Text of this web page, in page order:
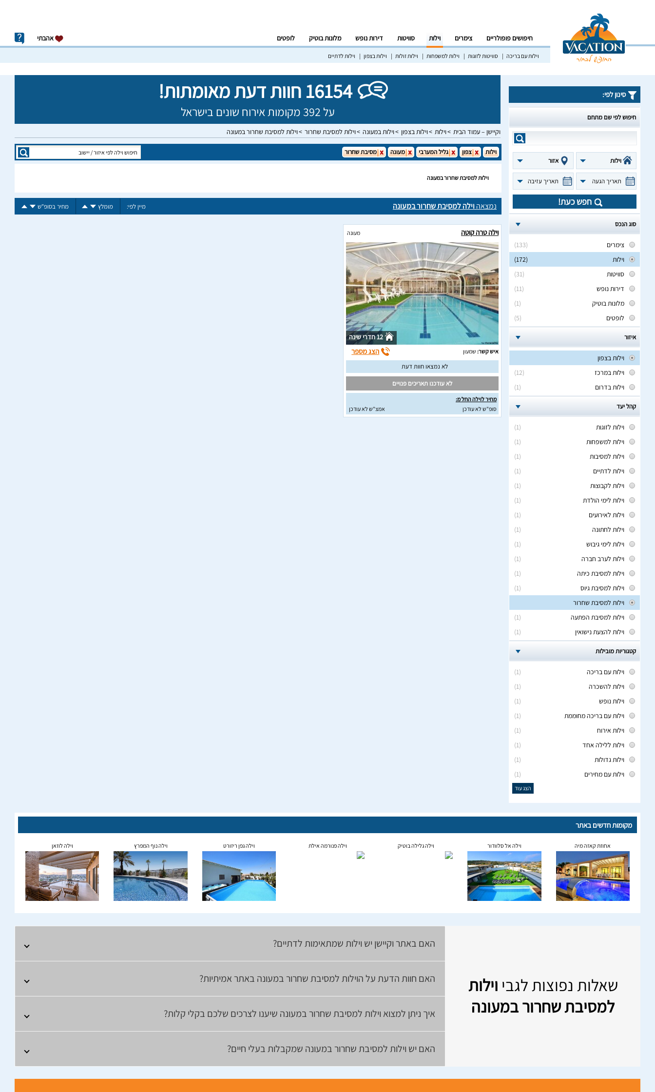
חיפושים פופולריים צימרים וילות סוויטות דירות נופש מלונות בוטיק לופטים אהבתי
וילות עם בריכה סוויטות לזוגות וילות למשפחות וילות זולות וילות בצפון וילות לדתיים
16154 חוות דעת מאומתות!
על 392 מקומות אירוח שונים בישראל
וקיישן – עמוד הבית וילות וילות בצפון וילות במעונה וילות למסיבת שחרור וילות למסיבת שחרור במעונה
סינון לפי:
חיפוש לפי שם מתחם
וילות אזור
תאריך הגעה תאריך עזיבה
חפש כעת!
סוג הנכס
(133)
צימרים
(172)
וילות
(31)
סוויטות
(11)
דירות נופש
(1)
מלונות בוטיק
(5)
לופטים
איזור
וילות בצפון
(12)
וילות במרכז
(1)
וילות בדרום
קהל יעד
(1)
וילות לזוגות
(1)
וילות למשפחות
(1)
וילות למסיבות
(1)
וילות לדתיים
(1)
וילות לקבוצות
(1)
וילות לימי הולדת
(1)
וילות לאירועים
(1)
וילות לחתונה
(1)
וילות לימי גיבוש
(1)
וילות לערב חברה
(1)
וילות למסיבת כיתה
(1)
וילות למסיבת גיוס
וילות למסיבת שחרור
(1)
וילות למסיבת הפתעה
(1)
וילות להצעת נישואין
קטגוריות מובילות
(1)
וילות עם בריכה
(1)
וילות להשכרה
(1)
וילות נופש
(1)
וילות עם בריכה מחוממת
(1)
וילות אירוח
(1)
וילות ללילה אחד
(1)
וילות גדולות
(1)
וילות עם מחירים
הצג עוד
וילות צפון גליל המערבי מעונה מסיבת שחרור
וילות למסיבת שחרור במעונה
נמצאהוילה למסיבת שחרור במעונה מיין לפי: מומלץ מחיר בסופ"ש
וילה טרה קוטה מעונה
12 חדרי שינה
איש קשר: שמעון הצג מספר
לא נמצאו חוות דעת
לא עודכנו תאריכים פנויים
מחיר לוילה החל מ:
סופ"ש לא עודכן
אמצ"ש לא עודכן
מקומות חדשים באתר
אחוזת קאזה מיה וילה אל סלוודור וילה גלילה בוטיק וילה פנורמה אילת וילה גפן ריזורט וילה נוף המפרץ וילה לוזאן
שאלות נפוצות לגבי וילות
למסיבת שחרור במעונה
האם באתר וקיישן יש וילות שמתאימות לדתיים?
האם חוות הדעת על הוילות למסיבת שחרור במעונה באתר אמיתיות?
איך ניתן למצוא וילות למסיבת שחרור במעונה שיענו לצרכים שלכם בקלי קלות?
האם יש וילות למסיבת שחרור במעונה שמקבלות בעלי חיים?